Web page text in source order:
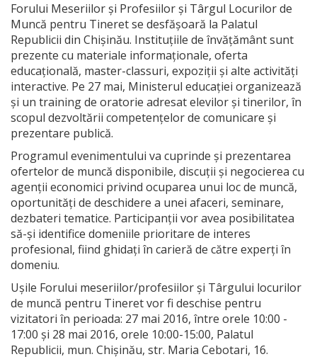
Forului Meseriilor și Profesiilor și Târgul Locurilor de
Muncă pentru Tineret se desfășoară la Palatul
Republicii din Chișinău. Instituțiile de învățământ sunt
prezente cu materiale informaționale, oferta
educațională, master-classuri, expoziții și alte activități
interactive. Pe 27 mai, Ministerul educației organizează
și un training de oratorie adresat elevilor și tinerilor, în
scopul dezvoltării competențelor de comunicare și
prezentare publică.
Programul evenimentului va cuprinde și prezentarea
ofertelor de muncă disponibile, discuții și negocierea cu
agenții economici privind ocuparea unui loc de muncă,
oportunități de deschidere a unei afaceri, seminare,
dezbateri tematice. Participanții vor avea posibilitatea
să-și identifice domeniile prioritare de interes
profesional, fiind ghidați în carieră de către experți în
domeniu.
Uşile Forului meseriilor/profesiilor şi Târgului locurilor
de muncă pentru Tineret vor fi deschise pentru
vizitatori în perioada: 27 mai 2016, între orele 10:00 -
17:00 și 28 mai 2016, orele 10:00-15:00, Palatul
Republicii, mun. Chişinău, str. Maria Cebotari, 16.